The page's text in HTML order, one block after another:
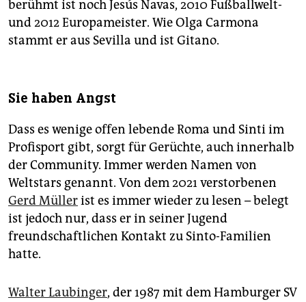
berühmt ist noch Jesús Navas, 2010 Fußballwelt-
und 2012 Europameister. Wie Olga Carmona
stammt er aus Sevilla und ist Gitano.
Sie haben Angst
Dass es wenige offen lebende Roma und Sinti im
Profisport gibt, sorgt für Gerüchte, auch innerhalb
der Community. Immer werden Namen von
Weltstars genannt. Von dem 2021 verstorbenen
Gerd Müllerist es immer wieder zu lesen – belegt
ist jedoch nur, dass er in seiner Jugend
freundschaftlichen Kontakt zu Sinto-Familien
hatte.
Walter Laubinger, der 1987 mit dem Hamburger SV